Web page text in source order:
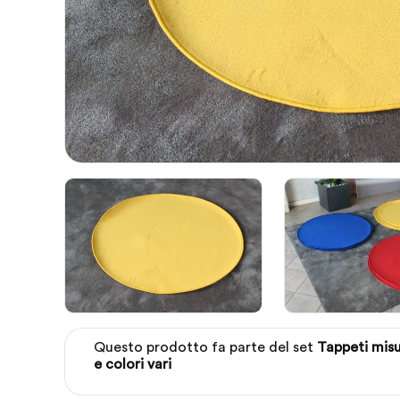
Questo prodotto fa parte del set Tappeti
e colori vari